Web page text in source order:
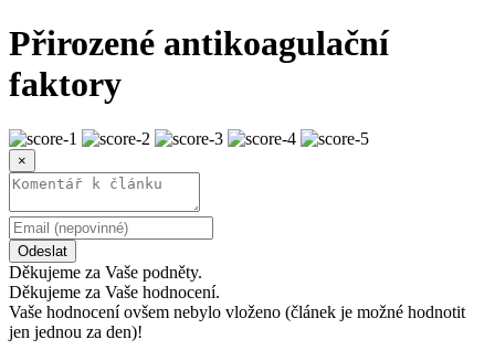
Přirozené antikoagulační
faktory
×
Odeslat
Děkujeme za Vaše podněty.
Děkujeme za Vaše hodnocení.
Vaše hodnocení ovšem nebylo vloženo (článek je možné hodnotit
jen jednou za den)!